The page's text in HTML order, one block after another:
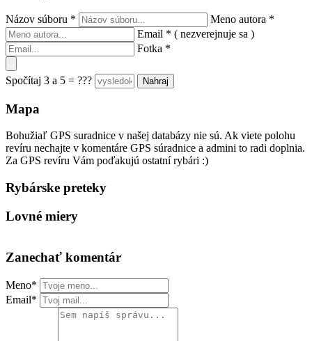
Názov súboru * Meno autora *
Email * ( nezverejnuje sa )
Fotka *
Spočítaj 3 a 5 = ???
Mapa
Bohužiaľ GPS suradnice v našej databázy nie sú. Ak viete polohu
revíru nechajte v komentáre GPS súradnice a admini to radi doplnia.
Za GPS revíru Vám poďakujú ostatní rybári :)
Rybárske preteky
Lovné miery
Zanechať komentár
Meno*
Email*